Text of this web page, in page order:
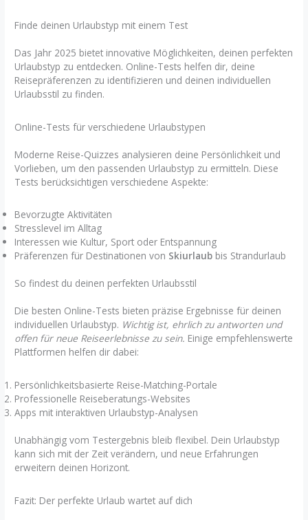
Finde deinen Urlaubstyp mit einem Test
Das Jahr 2025 bietet innovative Möglichkeiten, deinen perfekten
Urlaubstyp zu entdecken. Online-Tests helfen dir, deine
Reisepräferenzen zu identifizieren und deinen individuellen
Urlaubsstil zu finden.
Online-Tests für verschiedene Urlaubstypen
Moderne Reise-Quizzes analysieren deine Persönlichkeit und
Vorlieben, um den passenden Urlaubstyp zu ermitteln. Diese
Tests berücksichtigen verschiedene Aspekte:
Bevorzugte Aktivitäten
Stresslevel im Alltag
Interessen wie Kultur, Sport oder Entspannung
Präferenzen für Destinationen von Skiurlaub bis Strandurlaub
So findest du deinen perfekten Urlaubsstil
Die besten Online-Tests bieten präzise Ergebnisse für deinen
individuellen Urlaubstyp. Wichtig ist, ehrlich zu antworten und
offen für neue Reiseerlebnisse zu sein. Einige empfehlenswerte
Plattformen helfen dir dabei:
Persönlichkeitsbasierte Reise-Matching-Portale
Professionelle Reiseberatungs-Websites
Apps mit interaktiven Urlaubstyp-Analysen
Unabhängig vom Testergebnis bleib flexibel. Dein Urlaubstyp
kann sich mit der Zeit verändern, und neue Erfahrungen
erweitern deinen Horizont.
Fazit: Der perfekte Urlaub wartet auf dich